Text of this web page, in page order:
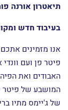
תיאטרון אורנה
בעיבוד חדש
אנו מזמינים
פיטר פן ועם
האבודים ואת
המושבע של פיטר
של ג'יימס מתיו